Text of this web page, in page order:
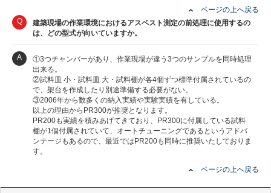
ページの上へ戻る
Q
建築現場の作業環境におけるアスベスト測定の前処理に使用するの
は、どの型式が向いていますか。
A
①3つチャンバーがあり、作業現場が違う3つのサンプルを同時処理
出来る。
②試料皿 小・試料皿 大・試料棚が各4個ずつ標準付属されているの
で、架台を作成したり別途準備する必要がない。
③2006年から数多くの納入実績や実験実績を有している。
以上の理由からPR300が推奨となります。
PR200も実績を積みあげてきており、PR300に付属している試料
棚が1個付属されていて、オートチューニングであるというアドバ
ンテージもあるので、最近ではPR200も同時に推奨いたしておりま
す。
ページの上へ戻る